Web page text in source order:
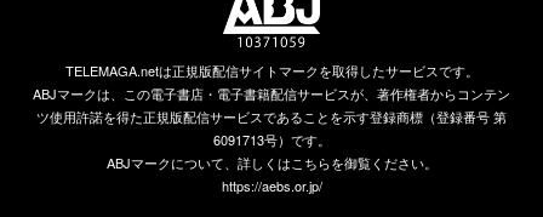
TELEMAGA.netは正規版配信サイトマークを取得したサービスです。
ABJマークは、この電子書店・電子書籍配信サービスが、著作権者からコンテン
ツ使用許諾を得た正規版配信サービスであることを示す登録商標（登録番号 第
6091713号）です。
ABJマークについて、詳しくはこちらを御覧ください。
https://aebs.or.jp/